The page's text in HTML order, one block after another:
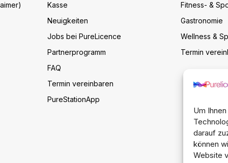
Um
darauf
können
Website
Kasse
Neuigkeiten
Jobs bei PureLicence
Partnerprogramm
FAQ
Termin vereinbaren
PureStationApp
Fitness- &
Gastronomie
Wellness &
Termin